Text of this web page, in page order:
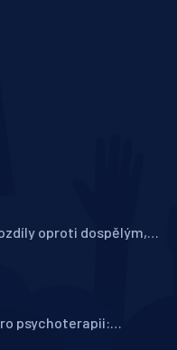
oproti dospělým,
psychoterapii: